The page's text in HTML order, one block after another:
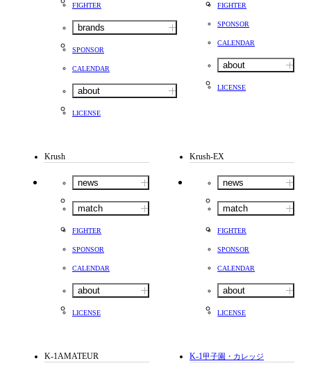
FIGHTER
brands
SPONSOR
CALENDAR
about
LICENSE
FIGHTER
SPONSOR
CALENDAR
about
LICENSE
Krush
news
match
FIGHTER
SPONSOR
CALENDAR
about
LICENSE
Krush-EX
news
match
FIGHTER
SPONSOR
CALENDAR
about
LICENSE
K-1AMATEUR K-1甲子園・カレッジ